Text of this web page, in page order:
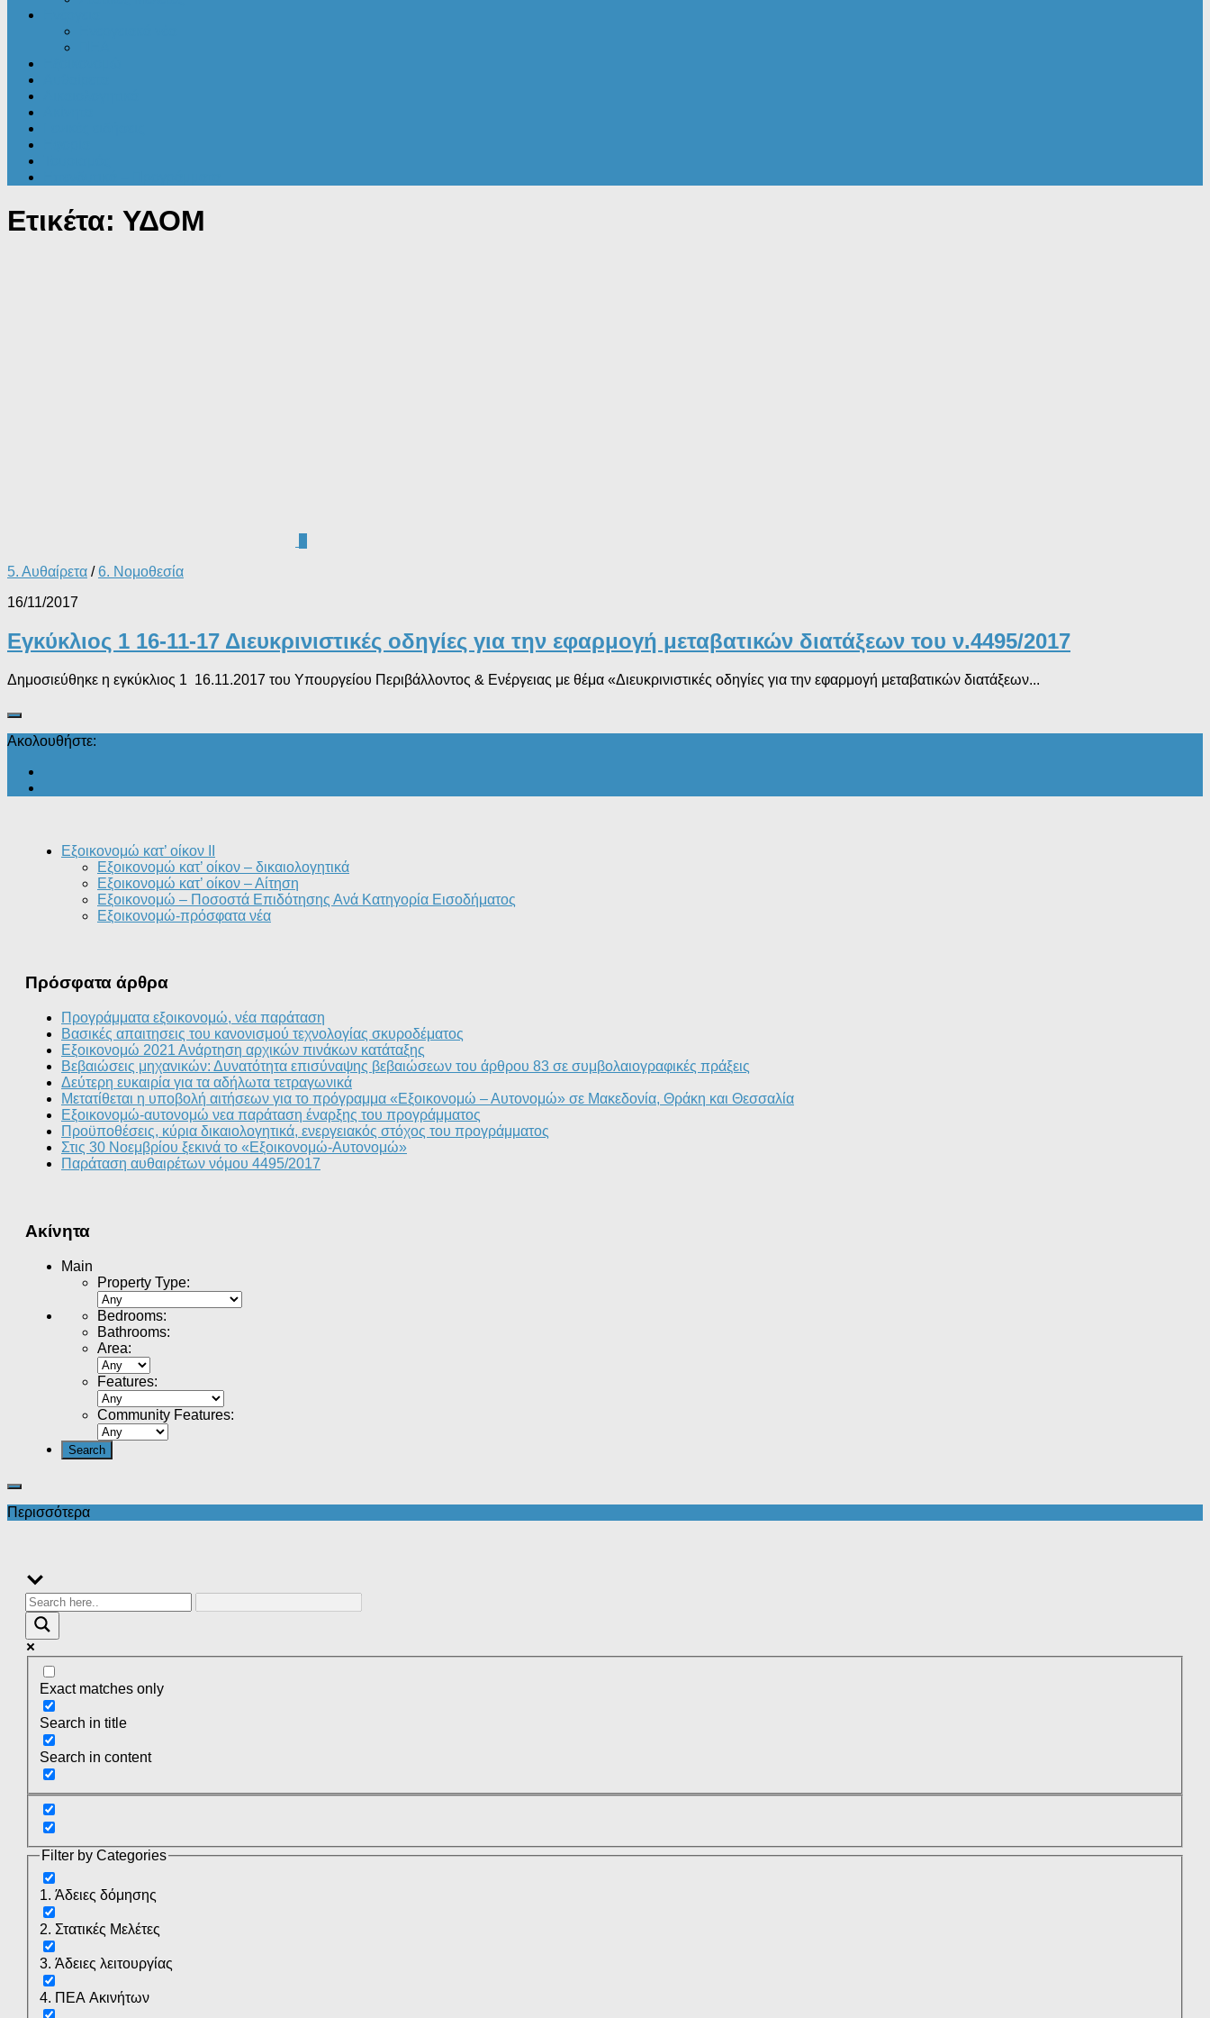
Ετικέτα: ΥΔΟΜ
5. Αυθαίρετα /6. Νομοθεσία
16/11/2017
Εγκύκλιος 1 16-11-17 Διευκρινιστικές οδηγίες για την εφαρμογή μεταβατικών διατάξεων του ν.4495/2017
Δημοσιεύθηκε η εγκύκλιος 1 16.11.2017 του Υπουργείου Περιβάλλοντος & Ενέργειας με θέμα «Διευκρινιστικές οδηγίες για την εφαρμογή μεταβατικών διατάξεων...
Ακολουθήστε:
Εξοικονομώ κατ’ οίκον II
Εξοικονομώ κατ’ οίκον – δικαιολογητικά
Εξοικονομώ κατ’ οίκον – Αίτηση
Εξοικονομώ – Ποσοστά Επιδότησης Ανά Κατηγορία Εισοδήματος
Εξοικονομώ-πρόσφατα νέα
Πρόσφατα άρθρα
Προγράμματα εξοικονομώ, νέα παράταση
Βασικές απαιτησεις του κανονισμού τεχνολογίας σκυροδέματος
Εξοικονομώ 2021 Ανάρτηση αρχικών πινάκων κατάταξης
Βεβαιώσεις μηχανικών: Δυνατότητα επισύναψης βεβαιώσεων του άρθρου 83 σε συμβολαιογραφικές πράξεις
Δεύτερη ευκαιρία για τα αδήλωτα τετραγωνικά
Μετατίθεται η υποβολή αιτήσεων για το πρόγραμμα «Εξοικονομώ – Αυτονομώ» σε Μακεδονία, Θράκη και Θεσσαλία
Εξοικονομώ-αυτονομώ νεα παράταση έναρξης του προγράμματος
Προϋποθέσεις, κύρια δικαιολογητικά, ενεργειακός στόχος του προγράμματος
Στις 30 Νοεμβρίου ξεκινά το «Εξοικονομώ-Αυτονομώ»
Παράταση αυθαιρέτων νόμου 4495/2017
Ακίνητα
Main
Property Type:
Bedrooms:
Bathrooms:
Area:
Features:
Community Features:
Περισσότερα
Exact matches only
Search in title
Search in content
Filter by Categories
1. Άδειες δόμησης
2. Στατικές Μελέτες
3. Άδειες λειτουργίας
4. ΠΕΑ Ακινήτων